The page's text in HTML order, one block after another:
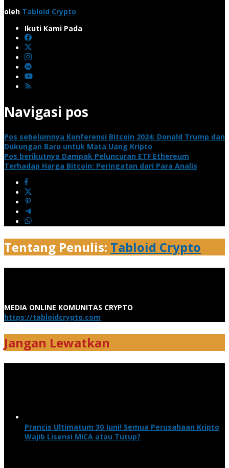
oleh Tabloid Crypto
Ikuti Kami Pada
Navigasi pos
Pos sebelumnya Konferensi Bitcoin 2024: Donald Trump dan
Dukungan Baru untuk Mata Uang Kripto
Pos berikutnya Dampak Peluncuran ETF Ethereum
Terhadap Harga Bitcoin: Peringatan dari Para Analis
Tentang Penulis: Tabloid Crypto
MEDIA ONLINE KOMUNITAS CRYPTO
https://tabloidcrypto.com
Jangan Lewatkan
Prancis Ultimatum 30 Juni! Semua Perusahaan Kripto
Wajib Lisensi MiCA atau Tutup?